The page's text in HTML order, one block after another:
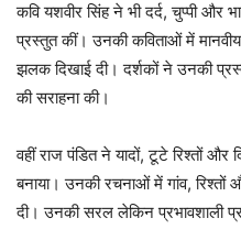
कवि यशवीर सिंह ने भी दर्द, चुप्पी और
प्रस्तुत कीं। उनकी कविताओं में
झलक दिखाई दी। दर्शकों ने उनकी
की सराहना की।
वहीं राज पंडित ने यादों, टूटे रिश्तों
बनाया। उनकी रचनाओं में गांव,
दी। उनकी सरल लेकिन प्रभावशाली